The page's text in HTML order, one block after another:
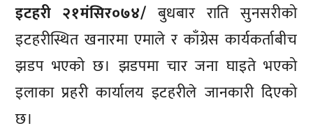
इटहरी २१मंसिर०७४/ बुधबार राति सुनसरीको
इटहरीस्थित खनारमा एमाले र काँग्रेस कार्यकर्ताबीच
झडप भएको छ। झडपमा चार जना घाइते भएको
इलाका प्रहरी कार्यालय इटहरीले जानकारी दिएको
छ।